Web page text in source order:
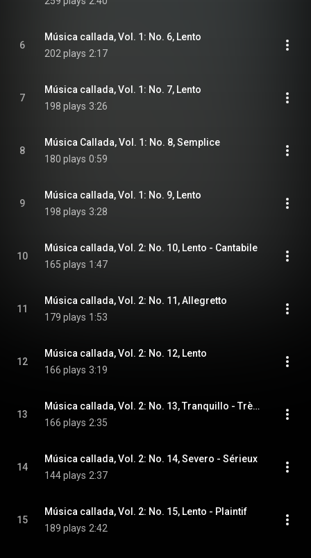
6
Música callada, Vol. 1: No. 6, Lento
202 plays 2:17
7
Música callada, Vol. 1: No. 7, Lento
198 plays 3:26
8
Música Callada, Vol. 1: No. 8, Semplice
180 plays 0:59
9
Música callada, Vol. 1: No. 9, Lento
198 plays 3:28
10
Música callada, Vol. 2: No. 10, Lento - Cantabile
165 plays 1:47
11
Música callada, Vol. 2: No. 11, Allegretto
179 plays 1:53
12
Música callada, Vol. 2: No. 12, Lento
166 plays 3:19
13
Música callada, Vol. 2: No. 13, Tranquillo - Très calme
166 plays 2:35
14
Música callada, Vol. 2: No. 14, Severo - Sérieux
144 plays 2:37
15
Música callada, Vol. 2: No. 15, Lento - Plaintif
189 plays 2:42